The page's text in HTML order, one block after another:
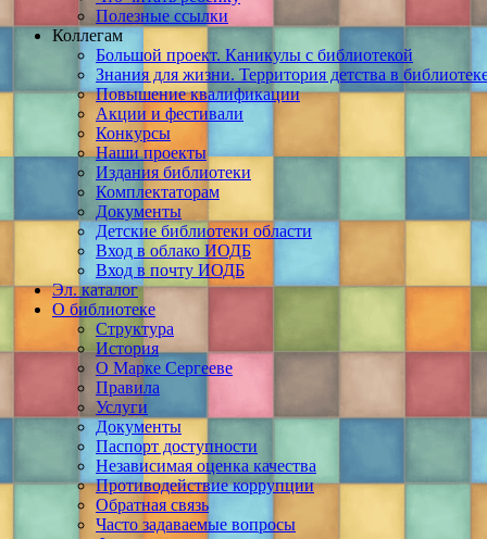
Полезные ссылки
Коллегам
Большой проект. Каникулы с библиотекой
Знания для жизни. Территория детства в
Повышение квалификации
Акции и фестивали
Конкурсы
Наши проекты
Издания библиотеки
Комплектаторам
Документы
Детские библиотеки области
Вход в облако ИОДБ
Вход в почту ИОДБ
Эл. каталог
О библиотеке
Структура
История
О Марке Сергееве
Правила
Услуги
Документы
Паспорт доступности
Независимая оценка качества
Противодействие коррупции
Обратная связь
Часто задаваемые вопросы